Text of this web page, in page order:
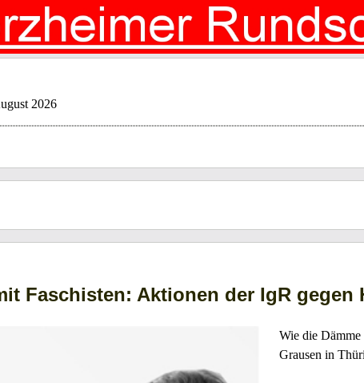
2026
Faschisten: Aktionen der IgR gegen
Wie die Dämme
Grausen in